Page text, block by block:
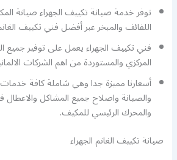
توفر خدمة صيانة تكييف الجهراء صيانة
اللفائف والمبخر عبر أفضل فني تكييف
فني تكييف الجهراء يعمل على توفير جميع
المركزي والمستوردة من اهم الشركات
أسعارنا مميزة جدا وهي شاملة كافة
والصيانة واصلاح جميع المشاكل والاعطال
والمحرك الرئيسي للمكيف.
صيانة تكييف الغانم الجهراء